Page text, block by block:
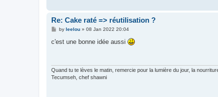
Re: Cake raté => réutilisation ?
P
s
by leelou» 08 Jan 2022 20:04
c'est une bonne idée aussi
Quand tu te lèves le matin, remercie pour la lumière du jour, la
Tecumseh, chef shawni